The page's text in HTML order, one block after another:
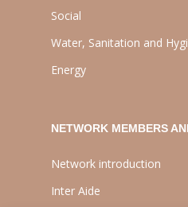
Social
Water, Sanitation and
Energy
NETWORK MEMBERS
Network introduction
Inter Aide